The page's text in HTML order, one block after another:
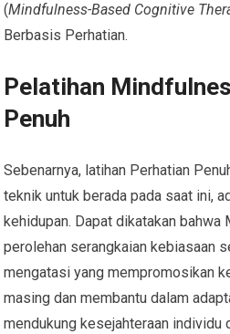
(Mindfulness-Based Cognitive
Berbasis Perhatian.
Pelatihan
Penuh
Sebenarnya, latihan Perhatian
teknik untuk berada pada saat ini,
kehidupan. Dapat dikatakan
perolehan serangkaian kebiasaan
mengatasi yang mempromosikan
masing dan membantu dalam
mendukung kesejahteraan individu